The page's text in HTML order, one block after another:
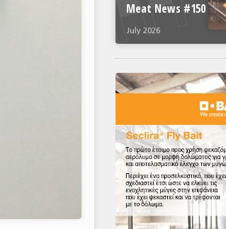
Meat News #150
July 2026